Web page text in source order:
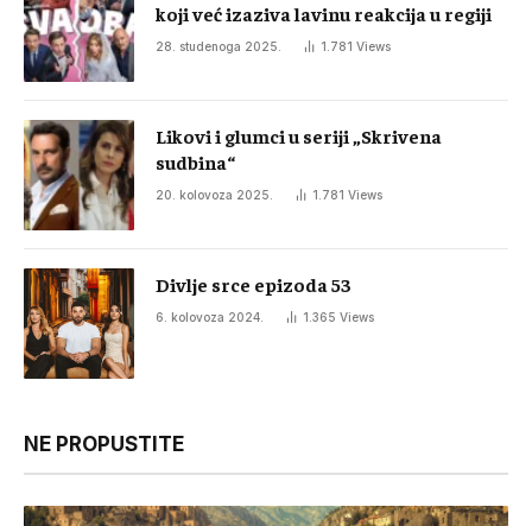
koji već izaziva lavinu reakcija u regiji
28. studenoga 2025. 1.781 Views
Likovi i glumci u seriji „Skrivena
sudbina“
20. kolovoza 2025. 1.781 Views
Divlje srce epizoda 53
6. kolovoza 2024. 1.365 Views
NE PROPUSTITE